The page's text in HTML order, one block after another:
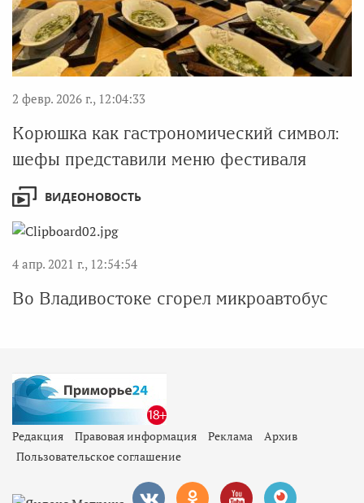
2 февр. 2026 г., 12:04:33
Корюшка как гастрономический символ:
шефы представили меню фестиваля
ВИДЕОНОВОСТЬ
4 апр. 2021 г., 12:54:54
Во Владивостоке сгорел микроавтобус
Редакция Правовая информация Реклама
Архив
Пользовательское соглашение